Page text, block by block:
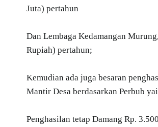
Juta) pertahun
Dan Lembaga Kedamangan
Rupiah) pertahun;
Kemudian ada juga besaran
Mantir Desa berdasarkan Perbub
Penghasilan tetap Damang Rp.